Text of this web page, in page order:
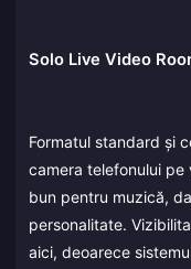
Solo Live Video
Formatul standard și
camera telefonului pe
bun pentru muzică,
personalitate.
aici, deoarece